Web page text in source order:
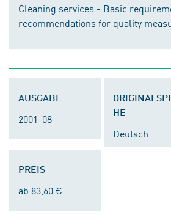
Cleaning services - Basic
recommendations for quality
AUSGABE
2001-08
HE
Deutsch
PREIS
ab 83,60 €